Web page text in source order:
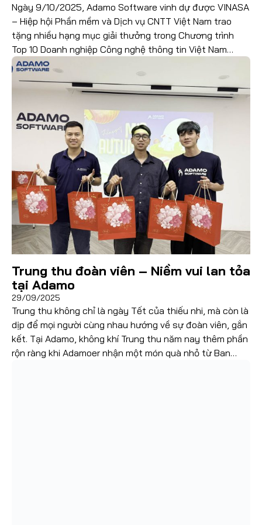
Ngày 9/10/2025, Adamo Software vinh dự được VINASA
– Hiệp hội Phần mềm và Dịch vụ CNTT Việt Nam trao
tặng nhiều hạng mục giải thưởng trong Chương trình
Top 10 Doanh nghiệp Công nghệ thông tin Việt Nam
2025. Đây là sự kiện thường niên uy tín nhằm tôn vinh
Đọc thêm
Trung thu đoàn viên – Niềm vui lan tỏa
tại Adamo
29/09/2025
Trung thu không chỉ là ngày Tết của thiếu nhi, mà còn là
dịp để mọi người cùng nhau hướng về sự đoàn viên, gắn
kết. Tại Adamo, không khí Trung thu năm nay thêm phần
rộn ràng khi Adamoer nhận một món quà nhỏ từ Ban